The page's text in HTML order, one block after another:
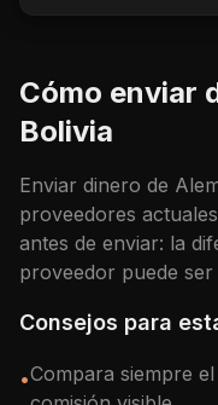
Cómo enviar
Bolivia
Enviar dinero de
proveedores
antes de enviar: la
proveedor puede ser
Consejos para
•Compara siempre